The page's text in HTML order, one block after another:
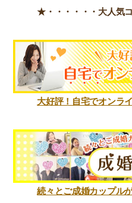
★・・・・・・ 大人気
大好評！自宅でオンラ
続々とご成婚カップル